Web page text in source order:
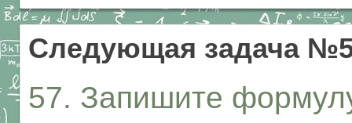
Следующая задача
57. Запишите